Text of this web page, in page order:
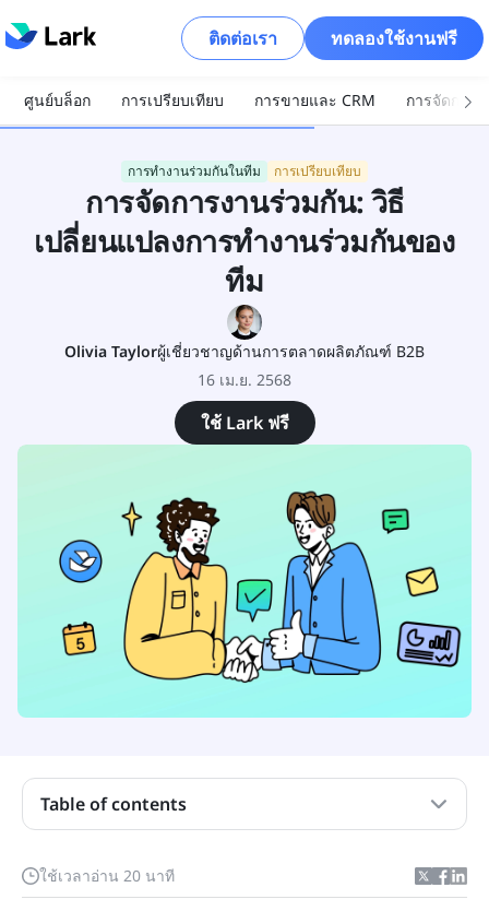
ติดต่อเรา ทดลองใช้งานฟรี
ศูนย์บล็อก การเปรียบเทียบ การขายและ CRM การจัดการ
การทำงานร่วมกันในทีม การเปรียบเทียบ
การจัดการงานร่วมกัน: วิธี
เปลี่ยนแปลงการทำงานร่วมกันของ
ทีม
Olivia Taylorผู้เชี่ยวชาญด้านการตลาดผลิตภัณฑ์ B2B
16 เม.ย. 2568
ใช้ Lark ฟรี
ใช้เวลาอ่าน 20 นาที
Table of contents
แบบดั้งเดิม
ความท้าทายทั่วไปที่ทีมเผชิญเมื่อไม่มี CWM
คุณสมบัติและฟังก์ชันที่ควรมองหาในโซลูชันการ
จัดการงานร่วมกัน